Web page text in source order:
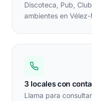
Discoteca, Pub,
ambientes en
3 locales con
Llama para